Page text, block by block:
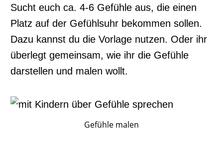
Sucht euch ca. 4-6 Gefühle aus, die einen
Platz auf der Gefühlsuhr bekommen sollen.
Dazu kannst du die Vorlage nutzen. Oder ihr
überlegt gemeinsam, wie ihr die Gefühle
darstellen und malen wollt.
Gefühle malen